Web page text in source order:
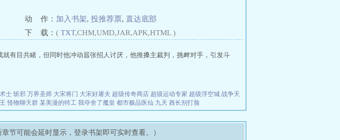
动 作： 加入书架, 投推荐票, 直达底部
下 载： ( TXT,CHM,UMD,JAR,APK,HTML )
有目共睹，但同时他冲动嚣张招人讨厌，他推搡主裁判，挑衅对手，引发斗
士 斩邪 万界圣师 大宋将门 大宋好屠夫 超级传奇商店 超级运动专家 超级浮空城 战争天
怪物聊天群 某美漫的特工 我夺舍了魔皇 都市极品医仙 九天 酋长别打脸
节可能会延时显示，登录书架即可实时查看。）